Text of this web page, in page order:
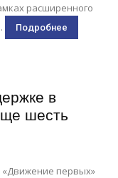
расширенного
Подробнее
в
шесть
«Движение первых»